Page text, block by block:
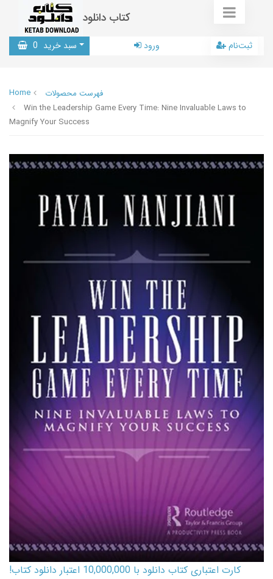
کتاب دانلود
سبد خرید 0 ورود ثبت‌نام
Home
فهرست محصولات
Win the Leadership Game Every Time: Nine Invaluable Laws to
Magnify Your Success
کارت اعتباری کتاب دانلود با 10,000,000 اعتبار دانلود کتاب!